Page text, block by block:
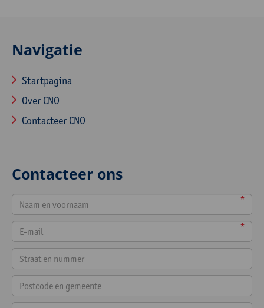
Navigatie
Startpagina
Over CNO
Contacteer CNO
Contacteer ons
*
*